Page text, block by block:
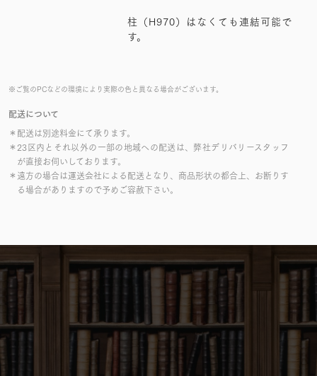
※ご覧のPCなどの環境により実際の色と異なる場合がございます。
配送について
＊配送は別途料金にて承ります。
＊23区内とそれ以外の一部の地域への配送は、弊社デリバリースタッフ
が直接お伺いしております。
＊遠方の場合は運送会社による配送となり、商品形状の都合上、お断りす
る場合がありますので予めご容赦下さい。
柱（H970）はなくても連結可能で
す。